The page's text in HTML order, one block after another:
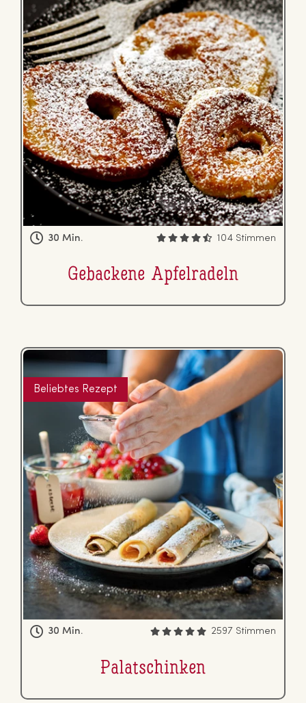
30 Min. 104 Stimmen
Gebackene Ap­fel­ra­deln
Beliebtes Rezept
30 Min. 2597 Stimmen
Pa­la­tschin­ken